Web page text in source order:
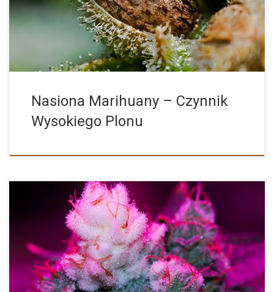
Nasiona Marihuany – Czynnik
Wysokiego Plonu
White Widow to jedna z najbardziej znanych i popularnych
odmian […]